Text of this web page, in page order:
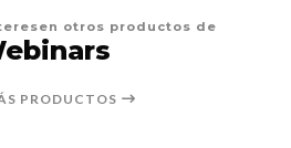
otros productos de
PRODUCTOS